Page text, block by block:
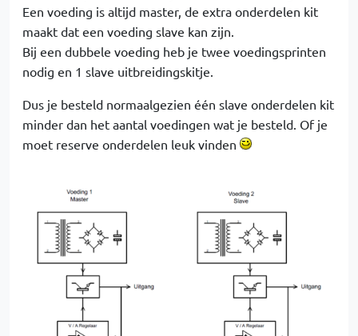
Een voeding is altijd master, de extra onderdelen kit
maakt dat een voeding slave kan zijn.
Bij een dubbele voeding heb je twee voedingsprinten
nodig en 1 slave uitbreidingskitje.
Dus je besteld normaalgezien één slave onderdelen kit
minder dan het aantal voedingen wat je besteld. Of je
moet reserve onderdelen leuk vinden